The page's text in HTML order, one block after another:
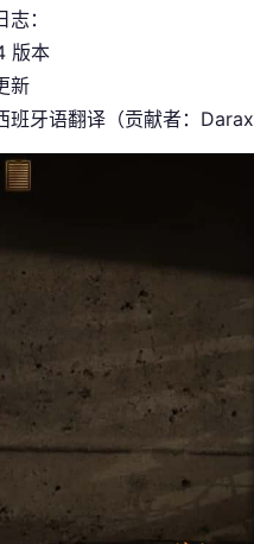
：
版本
新
班牙语翻译（贡献者：Darax